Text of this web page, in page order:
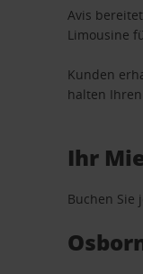
Avis
Limousine
Kunden
halten
Ihr
Buchen Sie